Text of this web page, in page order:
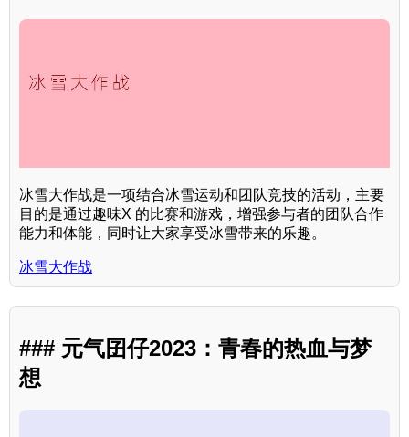
冰雪大作战是一项结合冰雪运动和团队竞技的活动，主要
目的是通过趣味X 的比赛和游戏，增强参与者的团队合作
能力和体能，同时让大家享受冰雪带来的乐趣。
冰雪大作战
### 元气囝仔2023：青春的热血与梦
想